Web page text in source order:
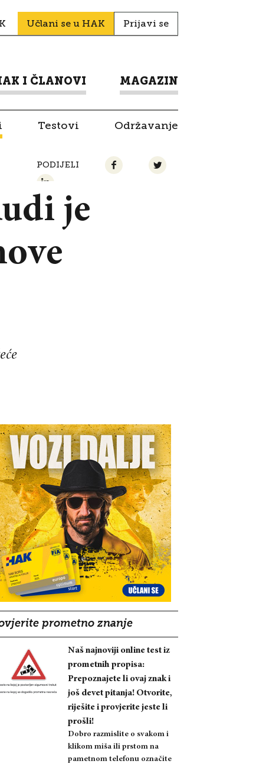
Učlani se u HAK Prijavi se
I ČLANOVI MAGAZIN
Testovi Održavanje
PODIJELI
je
prometno znanje
Naš najnoviji online test iz
prometnih propisa:
Prepoznajete li ovaj znak i
još devet pitanja! Otvorite,
riješite i provjerite jeste li
prošli!
Dobro razmislite o svakom i
klikom miša ili prstom na
pametnom telefonu označite